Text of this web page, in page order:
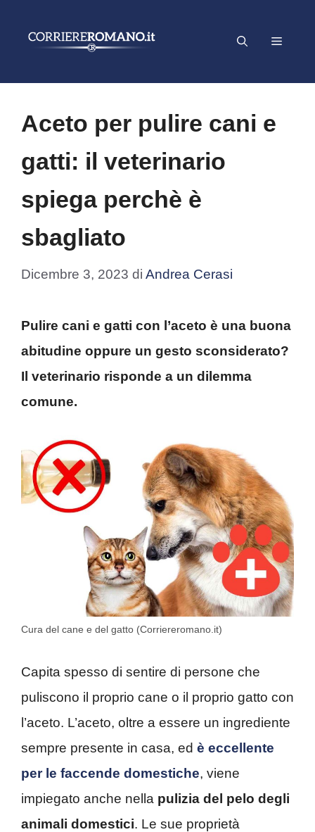
Menu
Aceto per pulire cani e
gatti: il veterinario
spiega perchè è
sbagliato
Dicembre 3, 2023 di Andrea Cerasi
Pulire cani e gatti con l’aceto è una buona
abitudine oppure un gesto sconsiderato?
Il veterinario risponde a un dilemma
comune.
Cura del cane e del gatto (Corriereromano.it)
Capita spesso di sentire di persone che
puliscono il proprio cane o il proprio gatto con
l’aceto. L’aceto, oltre a essere un ingrediente
sempre presente in casa, ed è eccellente
per le faccende domestiche, viene
impiegato anche nella pulizia del pelo degli
animali domestici. Le sue proprietà